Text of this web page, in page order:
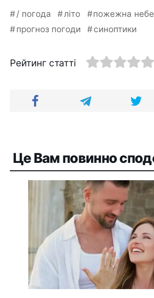
/ погода літо
пожежна
прогноз погоди
синоптики
Рейтинг статті
Це Вам повинно